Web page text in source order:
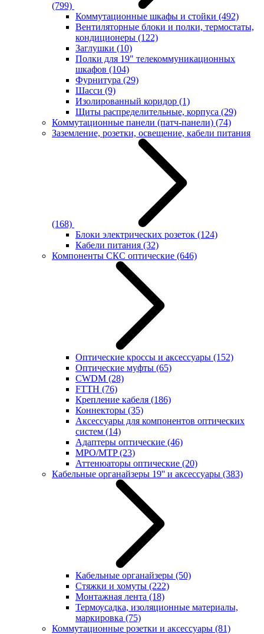
(799)
Коммутационные шкафы и стойки (492)
Вентиляторные блоки и полки, термостаты,
кондиционеры (122)
Заглушки (10)
Полки для 19" телекоммуникационных
шкафов (104)
Фурнитура (29)
Шасси (9)
Изолированный коридор (1)
Щиты распределительные, корпуса (29)
Коммутационные панели (патч-панели) (74)
Заземление, розетки, освещение, кабели питания
(168)
Блоки электрических розеток (124)
Кабели питания (32)
Компоненты СКС оптические (646)
Оптические кроссы и аксессуары (152)
Оптические муфты (65)
CWDM (28)
FTTH (76)
Крепление кабеля (186)
Коннекторы (35)
Аксессуары для компонентов оптических
систем (14)
Адаптеры оптические (46)
MPO/MTP(23)
Аттенюаторы оптические (20)
Кабельные органайзеры 19'' и аксессуары (383)
Кабельные органайзеры (50)
Стяжки и хомуты (222)
Монтажная лента (18)
Термоусадка, изоляционные материалы,
маркировка (75)
Коммутационные розетки и аксессуары (81)